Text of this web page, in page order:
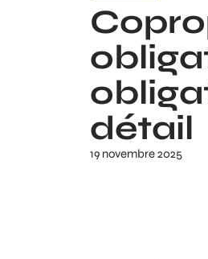
détail
19 novembre 2025